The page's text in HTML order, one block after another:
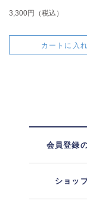
3,300円（税込）
カートに入
会員登録
ショッ